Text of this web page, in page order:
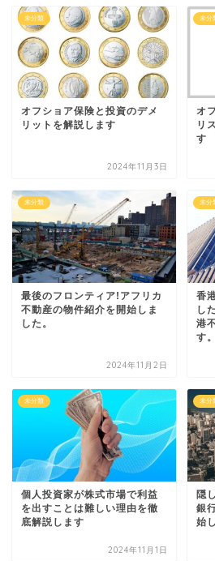
未分類
オフショア保険と投資のデメ
リットを解説します
2024年11月3日
未分
オ
リ
す
未分類
最後のフロンティア!アフリカ
不動産の物件紹介を開始しま
した。
2024年11月2日
未分
香
し
港
す。
未分類
個人投資家が株式市場で利益
を出すことは難しい理由を徹
底解説します
2024年11月1日
未分
隠
銀
始